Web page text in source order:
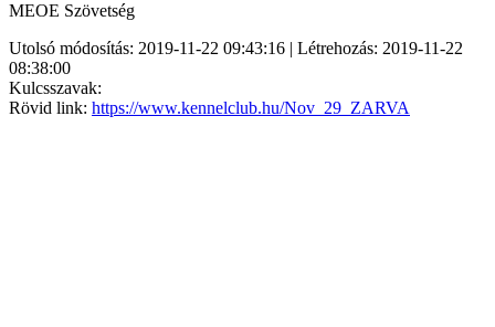
MEOE Szövetség
Utolsó módosítás: 2019-11-22 09:43:16 | Létrehozás: 2019-11-22
08:38:00
Kulcsszavak:
Rövid link: https://www.kennelclub.hu/Nov_29_ZARVA